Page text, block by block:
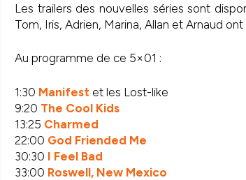
Les trailers des nouvelles séries sont
Tom, Iris, Adrien, Marina, Allan et Arnaud
Au programme de ce 5×01 :
1:30 Manifest et les Lost-like
9:20 The Cool Kids
13:25 Charmed
22:00 God Friended Me
30:30 I Feel Bad
33:00 Roswell, New Mexico